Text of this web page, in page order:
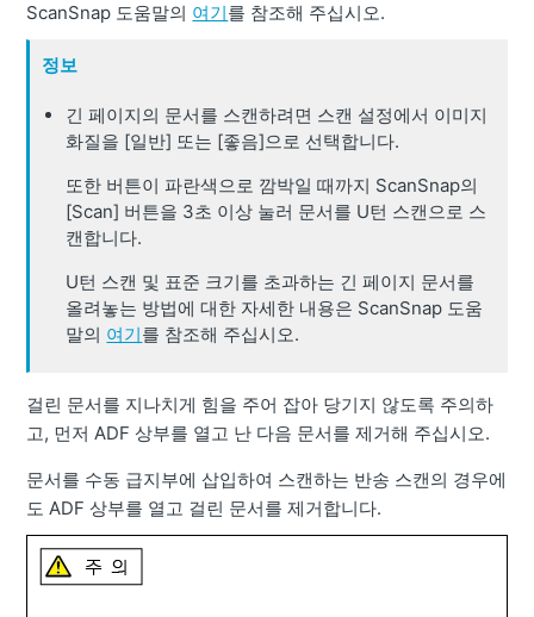
ScanSnap 도움말의 여기를 참조해 주십시오.
정보
긴 페이지의 문서를 스캔하려면 스캔 설정에서 이미지
화질을 [일반] 또는 [좋음]으로 선택합니다.
또한 버튼이 파란색으로 깜박일 때까지 ScanSnap의
[Scan] 버튼을 3초 이상 눌러 문서를 U턴 스캔으로 스
캔합니다.
U턴 스캔 및 표준 크기를 초과하는 긴 페이지 문서를
올려놓는 방법에 대한 자세한 내용은 ScanSnap 도움
말의 여기를 참조해 주십시오.
걸린 문서를 지나치게 힘을 주어 잡아 당기지 않도록 주의하
고, 먼저 ADF 상부를 열고 난 다음 문서를 제거해 주십시오.
문서를 수동 급지부에 삽입하여 스캔하는 반송 스캔의 경우에
도 ADF 상부를 열고 걸린 문서를 제거합니다.